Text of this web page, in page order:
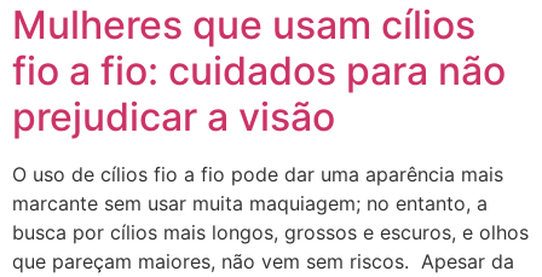
Mulheres que usam cílios
fio a fio: cuidados para não
prejudicar a visão
O uso de cílios fio a fio pode dar uma aparência mais
marcante sem usar muita maquiagem; no entanto, a
busca por cílios mais longos, grossos e escuros, e olhos
que pareçam maiores, não vem sem riscos. Apesar da